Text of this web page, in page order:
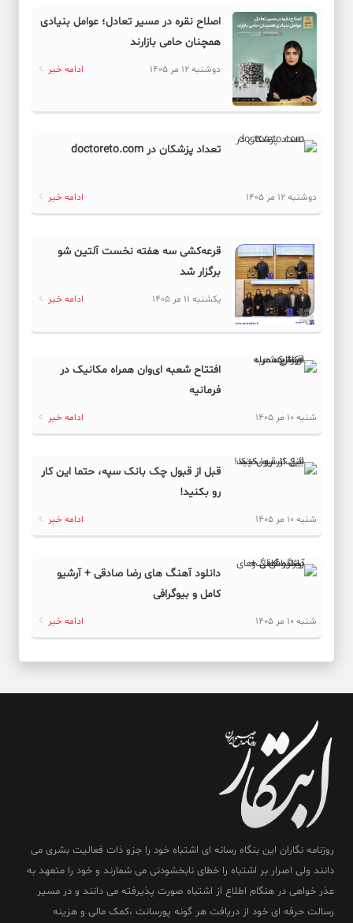
اصلاح نقره در مسیر تعادل؛ عوامل بنیادی
همچنان حامی بازارند
دوشنبه 12 مر 1405 ادامه خبر
تعداد پزشکان در doctoreto.com
دوشنبه 12 مر 1405 ادامه خبر
قرعه‌کشی سه هفته نخست آلتین شو
برگزار شد
یکشنبه 11 مر 1405 ادامه خبر
افتتاح شعبه ای‌وان همراه مکانیک در
فرمانیه
شنبه 10 مر 1405 ادامه خبر
قبل از قبول چک بانک سپه، حتما این کار
رو بکنید!
شنبه 10 مر 1405 ادامه خبر
دانلود آهنگ های رضا صادقی + آرشیو
کامل و بیوگرافی
شنبه 10 مر 1405 ادامه خبر
روزنامه نگاران این بنگاه رسانه ای اشتباه خود را جزو ذات فعالیت بشری می
دانند ولی اصرار بر اشتباه را خطای نابخشودنی می شمارند و خود را متعهد به
عذر خواهی در هنگام اطلاع از اشتباه صورت پذیرفته می دانند و در مسیر
رسالت حرفه ای خود از دریافت هر گونه پورسانت ،کمک مالی و هزینه